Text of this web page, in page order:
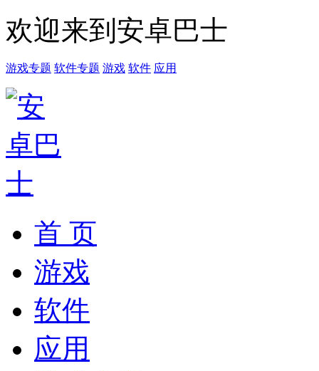
欢迎来到安卓巴士
游戏专题 软件专题 游戏 软件 应用
首 页
游戏
软件
应用